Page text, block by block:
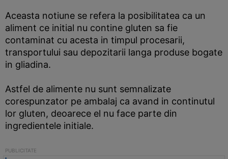
Aceasta notiune se refera la posibilitatea ca un
aliment ce initial nu contine gluten sa fie
contaminat cu acesta in timpul procesarii,
transportului sau depozitarii langa produse bogate
in gliadina.
Astfel de alimente nu sunt semnalizate
corespunzator pe ambalaj ca avand in continutul
lor gluten, deoarece el nu face parte din
ingredientele initiale.